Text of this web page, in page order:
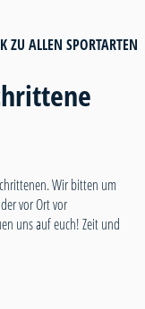
ZU ALLEN SPORTARTEN
Wir bitten um
vor Ort vor
uns auf euch! Zeit und